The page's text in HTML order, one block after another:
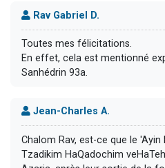
Rav Gabriel D.
Toutes mes félicitations.
En effet, cela est mentionné
Sanhédrin 93a.
Jean-Charles A.
Chalom Rav, est-ce que le
Tzadikim HaQadochim